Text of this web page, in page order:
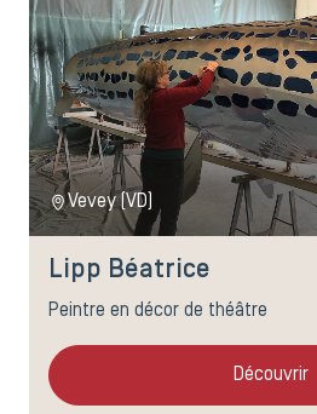
Vevey (VD)
Lipp Béatrice
Peintre en décor de théâtre
Découvrir